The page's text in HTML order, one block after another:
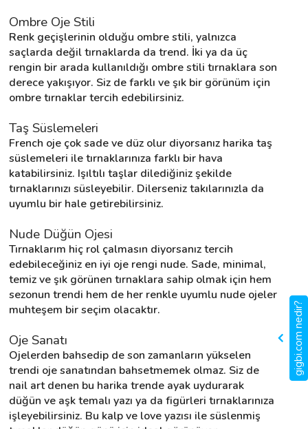
Ombre Oje Stili
Renk geçişlerinin olduğu ombre stili, yalnızca
saçlarda değil tırnaklarda da trend. İki ya da üç
rengin bir arada kullanıldığı ombre stili tırnaklara son
derece yakışıyor. Siz de farklı ve şık bir görünüm için
ombre tırnaklar tercih edebilirsiniz.
Taş Süslemeleri
French oje çok sade ve düz olur diyorsanız harika taş
süslemeleri ile tırnaklarınıza farklı bir hava
katabilirsiniz. Işıltılı taşlar dilediğiniz şekilde
tırnaklarınızı süsleyebilir. Dilerseniz takılarınızla da
uyumlu bir hale getirebilirsiniz.
Nude Düğün Ojesi
Tırnaklarım hiç rol çalmasın diyorsanız tercih
edebileceğiniz en iyi oje rengi nude. Sade, minimal,
temiz ve şık görünen tırnaklara sahip olmak için hem
sezonun trendi hem de her renkle uyumlu nude ojeler
muhteşem bir seçim olacaktır.
Oje Sanatı
Ojelerden bahsedip de son zamanların yükselen
trendi oje sanatından bahsetmemek olmaz. Siz de
nail art denen bu harika trende ayak uydurarak
düğün ve aşk temalı yazı ya da figürleri tırnaklarınıza
işleyebilirsiniz. Bu kalp ve love yazısı ile süslenmiş
gigbi.com nedir?